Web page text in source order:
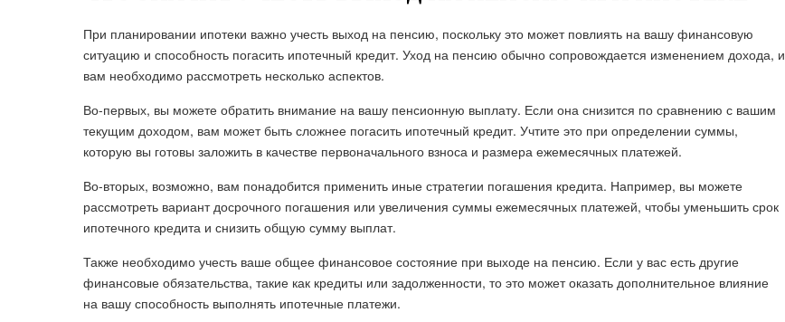
При планировании ипотеки важно учесть выход на пенсию, поскольку это может повлиять на вашу финансовую
ситуацию и способность погасить ипотечный кредит. Уход на пенсию обычно сопровождается изменением дохода, и
вам необходимо рассмотреть несколько аспектов.
Во-первых, вы можете обратить внимание на вашу пенсионную выплату. Если она снизится по сравнению с вашим
текущим доходом, вам может быть сложнее погасить ипотечный кредит. Учтите это при определении суммы,
которую вы готовы заложить в качестве первоначального взноса и размера ежемесячных платежей.
Во-вторых, возможно, вам понадобится применить иные стратегии погашения кредита. Например, вы можете
рассмотреть вариант досрочного погашения или увеличения суммы ежемесячных платежей, чтобы уменьшить срок
ипотечного кредита и снизить общую сумму выплат.
Также необходимо учесть ваше общее финансовое состояние при выходе на пенсию. Если у вас есть другие
финансовые обязательства, такие как кредиты или задолженности, то это может оказать дополнительное влияние
на вашу способность выполнять ипотечные платежи.